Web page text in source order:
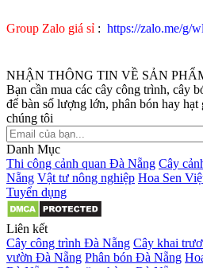
Group Zalo giá sỉ : https://zalo.me/g/
NHẬN THÔNG TIN VỀ SẢN
Bạn cần mua các cây công trình, cây
để bàn số lượng lớn, phân bón hay
chúng tôi
Danh Mục
Thi công cảnh quan Đà Nẵng Cây
Nẵng Vật tư nông nghiệp Hoa Sen
Tuyển dụng
Liên kết
Cây công trình Đà Nẵng Cây khai
vườn Đà Nẵng Phân bón Đà Nẵng